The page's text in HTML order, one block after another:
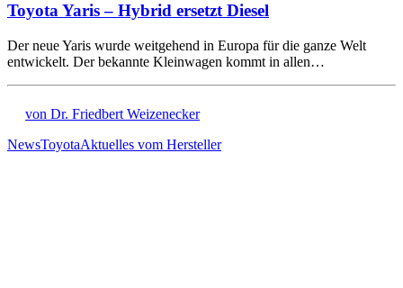
Toyota Yaris – Hybrid ersetzt Diesel
Der neue Yaris wurde weitgehend in Europa für die ganze Welt
entwickelt. Der bekannte Kleinwagen kommt in allen…
von Dr. Friedbert Weizenecker
NewsToyotaAktuelles vom Hersteller